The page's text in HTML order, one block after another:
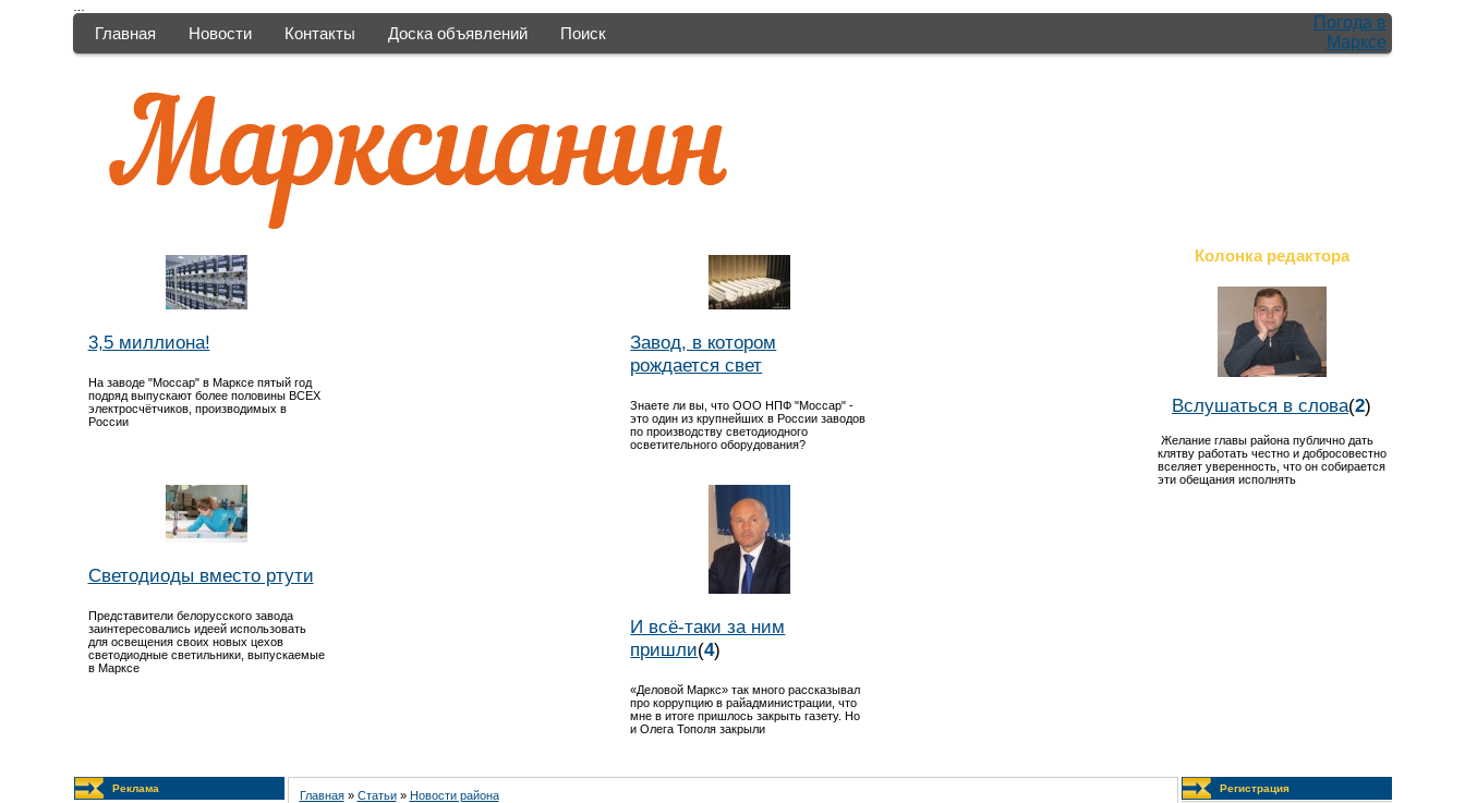
Главная Новости Контакты Доска объявлений Поиск
Погода в
Марксе
3,5 миллиона!
На заводе "Моссар" в Марксе пятый год
подряд выпускают более половины ВСЕХ
электросчётчиков, производимых в
России
Завод, в котором
рождается свет
Знаете ли вы, что ООО НПФ "Моссар" -
это один из крупнейших в России заводов
по производству светодиодного
осветительного оборудования?
Светодиоды вместо ртути
Представители белорусского завода
заинтересовались идеей использовать
для освещения своих новых цехов
светодиодные светильники, выпускаемые
в Марксе
И всё-таки за ним
пришли(4)
«Деловой Маркс» так много рассказывал
про коррупцию в райадминистрации, что
мне в итоге пришлось закрыть газету. Но
и Олега Тополя закрыли
Колонка редактора
Вслушаться в слова(2)
Желание главы района публично дать
клятву работать честно и добросовестно
вселяет уверенность, что он собирается
эти обещания исполнять
Реклама
Главная» Статьи» Новости района
Регистрация